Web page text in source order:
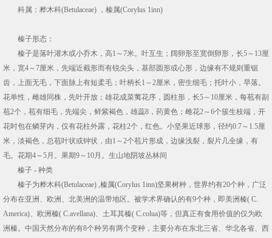
科属：桦木科(Betulaceae) ，榛属(Corylus 1inn)
榛子形态：
榛子是落叶灌木或小乔木，高1～7米。叶互生；阔卵形至宽倒卵形，长5～13厘
米，宽4～7厘米，先端近截形而有锐尖头，基部圆形或心形，边缘有不规则重锯
齿，上面无毛，下面脉上有短柔毛；叶柄长1～2厘米，密生细毛；托叶小，早落。
花单性，雌雄同株，先叶开放；雄花成菜荑花序，圆柱形，长5～10厘米，每苞有副
苞2个，苞有细毛，先端尖，鲜紫褐色，雄蕊8，药黄色；雌花2～6个簇生枝端，开
花时包在鳞芽内，仅有花柱外露，花柱2个，红色。小坚果近球形，径约0.7～1.5厘
米，淡褐色，总苞叶状或钟状，由1～2个苞片形成，边缘浅裂，裂片几全缘，有
毛。花期4～5月。果期9～10月。生山地阴坡丛林间
榛子 - 种类
榛子为桦木科(Betulaceae) ,榛属(Corylus 1inn)坚果树种，世界约有20个种，广泛
分布在亚洲、欧洲、北美洲的温带地区。被学术界确认的有9个种，即美洲榛( C.
America)、欧洲榛( C.avellana)、土耳其榛( C.colua)等，但真正有食用价值的仅为欧
洲榛。中国天然分布的有8个种另有两个变种，主要分布在东北三省、华北各省、西